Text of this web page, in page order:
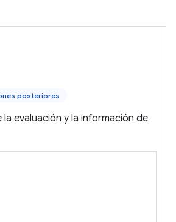
posteriores
la evaluación y la información de